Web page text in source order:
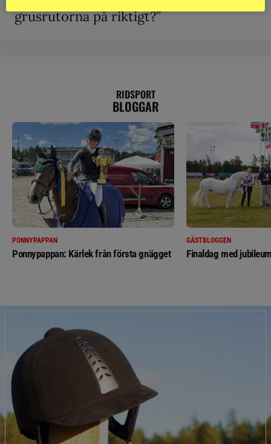
grusrutorna på riktigt?”
RIDSPORT
BLOGGAR
PONNYPAPPAN
Ponnypappan: Kärlek från första gnägget
GÄSTBLOGGEN
Finaldag med